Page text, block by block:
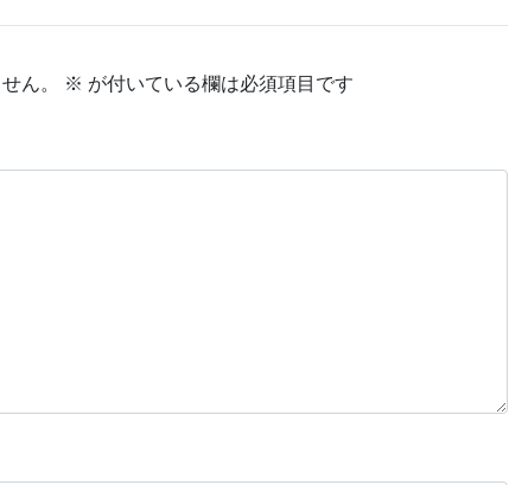
ん。 ※ が付いている欄は必須項目です